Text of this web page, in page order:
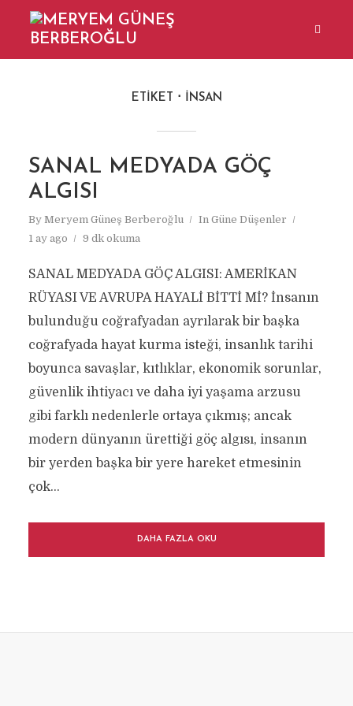
ETIKET İNSAN
SANAL MEDYADA GÖÇ
ALGISI
By Meryem Güneş Berberoğlu In Güne Düşenler
1 ay ago
9 dk okuma
SANAL MEDYADA GÖÇ ALGISI: AMERİKAN
RÜYASI VE AVRUPA HAYALİ BİTTİ Mİ? İnsanın
bulunduğu coğrafyadan ayrılarak bir başka
coğrafyada hayat kurma isteği, insanlık tarihi
boyunca savaşlar, kıtlıklar, ekonomik sorunlar,
güvenlik ihtiyacı ve daha iyi yaşama arzusu
gibi farklı nedenlerle ortaya çıkmış; ancak
modern dünyanın ürettiği göç algısı, insanın
bir yerden başka bir yere hareket etmesinin
çok...
DAHA FAZLA OKU